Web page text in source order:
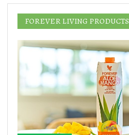
FOREVER LIVING PRODUCTS